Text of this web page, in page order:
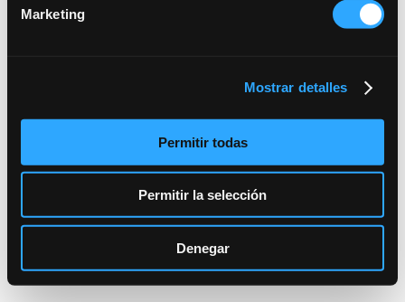
Marketing
Mostrar detalles
Permitir todas
Permitir la selección
Denegar